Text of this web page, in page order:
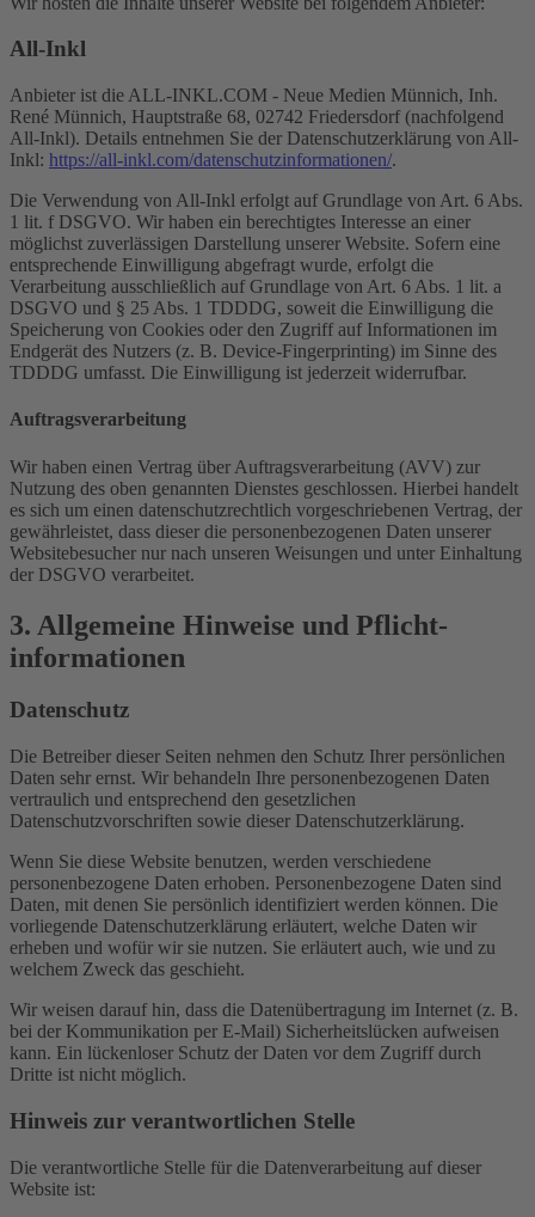
All-Inkl
Anbieter ist die ALL-INKL.COM - Neue Medien Münnich, Inh.
René Münnich, Hauptstraße 68, 02742 Friedersdorf (nachfolgend
All-Inkl). Details entnehmen Sie der Datenschutzerklärung von All-
Inkl: https://all-inkl.com/datenschutzinformationen/.
Die Verwendung von All-Inkl erfolgt auf Grundlage von Art. 6 Abs.
1 lit. f DSGVO. Wir haben ein berechtigtes Interesse an einer
möglichst zuverlässigen Darstellung unserer Website. Sofern eine
entsprechende Einwilligung abgefragt wurde, erfolgt die
Verarbeitung ausschließlich auf Grundlage von Art. 6 Abs. 1 lit. a
DSGVO und § 25 Abs. 1 TDDDG, soweit die Einwilligung die
Speicherung von Cookies oder den Zugriff auf Informationen im
Endgerät des Nutzers (z. B. Device-Fingerprinting) im Sinne des
TDDDG umfasst. Die Einwilligung ist jederzeit widerrufbar.
Auftragsverarbeitung
Wir haben einen Vertrag über Auftragsverarbeitung (AVV) zur
Nutzung des oben genannten Dienstes geschlossen. Hierbei handelt
es sich um einen datenschutzrechtlich vorgeschriebenen Vertrag, der
gewährleistet, dass dieser die personenbezogenen Daten unserer
Websitebesucher nur nach unseren Weisungen und unter Einhaltung
der DSGVO verarbeitet.
3. Allgemeine Hinweise und Pflicht­
informationen
Datenschutz
Die Betreiber dieser Seiten nehmen den Schutz Ihrer persönlichen
Daten sehr ernst. Wir behandeln Ihre personenbezogenen Daten
vertraulich und entsprechend den gesetzlichen
Datenschutzvorschriften sowie dieser Datenschutzerklärung.
Wenn Sie diese Website benutzen, werden verschiedene
personenbezogene Daten erhoben. Personenbezogene Daten sind
Daten, mit denen Sie persönlich identifiziert werden können. Die
vorliegende Datenschutzerklärung erläutert, welche Daten wir
erheben und wofür wir sie nutzen. Sie erläutert auch, wie und zu
welchem Zweck das geschieht.
Wir weisen darauf hin, dass die Datenübertragung im Internet (z. B.
bei der Kommunikation per E-Mail) Sicherheitslücken aufweisen
kann. Ein lückenloser Schutz der Daten vor dem Zugriff durch
Dritte ist nicht möglich.
Hinweis zur verantwortlichen Stelle
Die verantwortliche Stelle für die Datenverarbeitung auf dieser
Website ist: